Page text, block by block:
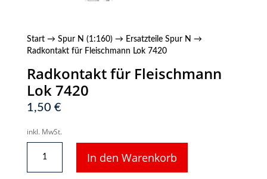
Start→ Spur N (1:160)→ Ersatzteile Spur N →
Radkontakt für Fleischmann Lok 7420
Radkontakt für Fleischmann
Lok 7420
1,50 €
inkl. MwSt.
Fleischmann
In den Warenkorb